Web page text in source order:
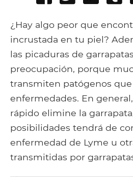
Facebook
¿Hay algo peor que
incrustada en tu piel?
las picaduras de
preocupación, porque
transmiten patógenos que
enfermedades. En
rápido elimine la
posibilidades tendrá de
enfermedad de Lyme u
transmitidas por